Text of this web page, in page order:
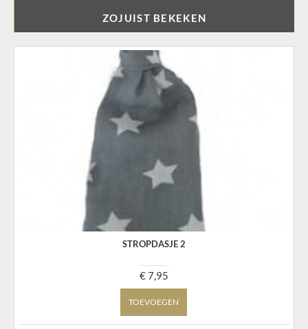
ZOJUIST BEKEKEN
STROPDASJE 2
€ 7,95
TOEVOEGEN